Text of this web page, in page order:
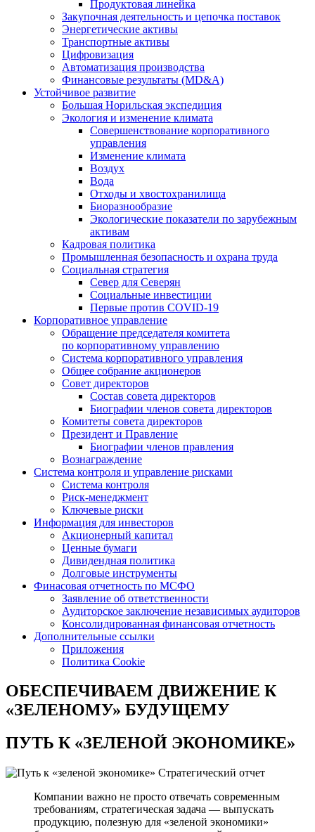
Продуктовая линейка
Закупочная деятельность и цепочка поставок
Энергетические активы
Транспортные активы
Цифровизация
Автоматизация производства
Финансовые результаты (MD&A)
Устойчивое развитие
Большая Норильская экспедиция
Экология и изменение климата
Совершенствование корпоративного
управления
Изменение климата
Воздух
Вода
Отходы и хвостохранилища
Биоразнообразие
Экологические показатели по зарубежным
активам
Кадровая политика
Промышленная безопасность и охрана труда
Социальная стратегия
Север для Северян
Социальные инвестиции
Первые против COVID‑19
Корпоративное управление
Обращение председателя комитета
по корпоративному управлению
Система корпоративного управления
Общее собрание акционеров
Совет директоров
Состав совета директоров
Биографии членов совета директоров
Комитеты совета директоров
Президент и Правление
Биографии членов правления
Вознаграждение
Система контроля и управление рисками
Система контроля
Риск-менеджмент
Ключевые риски
Информация для инвесторов
Акционерный капитал
Ценные бумаги
Дивидендная политика
Долговые инструменты
Финасовая отчетность по МСФО
Заявление об ответственности
Аудиторское заключение независимых аудиторов
Консолидированная финансовая отчетность
Дополнительные ссылки
Приложения
Политика Cookie
ОБЕСПЕЧИВАЕМ ДВИЖЕНИЕ К
«ЗЕЛЕНОМУ» БУДУЩЕМУ
ПУТЬ К«ЗЕЛЕНОЙ ЭКОНОМИКЕ»
Стратегический отчет
Компании важно не просто отвечать современным
требованиям, стратегическая задача — выпускать
продукцию, полезную для «зеленой экономики»